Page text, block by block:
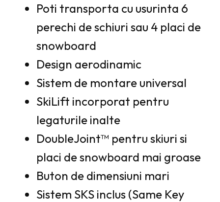
Poti transporta cu usurinta 6
perechi de schiuri sau 4 placi de
snowboard
Design aerodinamic
Sistem de montare universal
SkiLift incorporat pentru
legaturile inalte
DoubleJoint™ pentru skiuri si
placi de snowboard mai groase
Buton de dimensiuni mari
Sistem SKS inclus (Same Key